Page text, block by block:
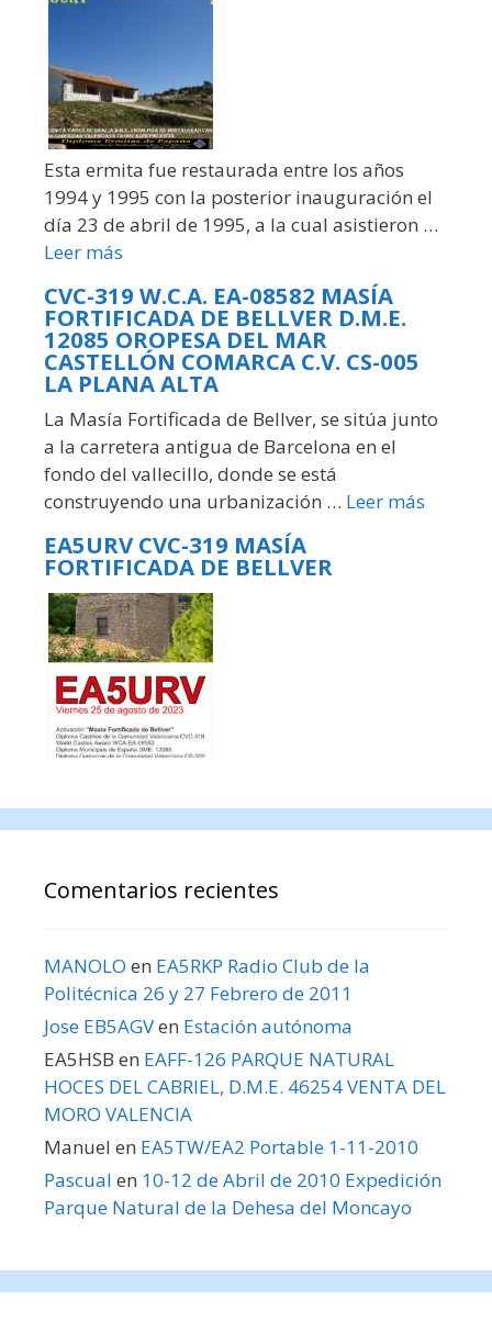
Esta ermita fue restaurada entre los años
1994 y 1995 con la posterior inauguración el
día 23 de abril de 1995, a la cual asistieron …
Leer más
CVC-319 W.C.A. EA-08582 MASÍA
FORTIFICADA DE BELLVER D.M.E.
12085 OROPESA DEL MAR
CASTELLÓN COMARCA C.V. CS-005
LA PLANA ALTA
La Masía Fortificada de Bellver, se sitúa junto
a la carretera antigua de Barcelona en el
fondo del vallecillo, donde se está
construyendo una urbanización … Leer más
EA5URV CVC-319 MASÍA
FORTIFICADA DE BELLVER
Comentarios recientes
MANOLO en EA5RKP Radio Club de la
Politécnica 26 y 27 Febrero de 2011
Jose EB5AGVen Estación autónoma
EA5HSB en EAFF-126 PARQUE NATURAL
HOCES DEL CABRIEL, D.M.E. 46254 VENTA DEL
MORO VALENCIA
Manuel en EA5TW/EA2 Portable 1-11-2010
Pascual en 10-12 de Abril de 2010 Expedición
Parque Natural de la Dehesa del Moncayo